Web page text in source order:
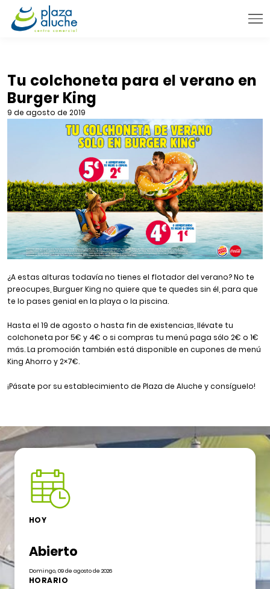
TIENDAS
VENTA TELEFÓNICA
CONTACTO
Tu colchoneta para el verano en
Burger King
9 de agosto de 2019
¿A estas alturas todavía no tienes el flotador del verano? No te
preocupes, Burguer King no quiere que te quedes sin él, para que
te lo pases genial en la playa o la piscina.
Hasta el 19 de agosto o hasta fin de existencias, llévate tu
colchoneta por 5€ y 4€ o si compras tu menú paga sólo 2€ o 1€
más. La promoción también está disponible en cupones de menú
King Ahorro y 2×7€.
¡Pásate por su establecimiento de Plaza de Aluche y consíguelo!
HOY
Abierto
Domingo, 09 de agosto de 2026
HORARIO